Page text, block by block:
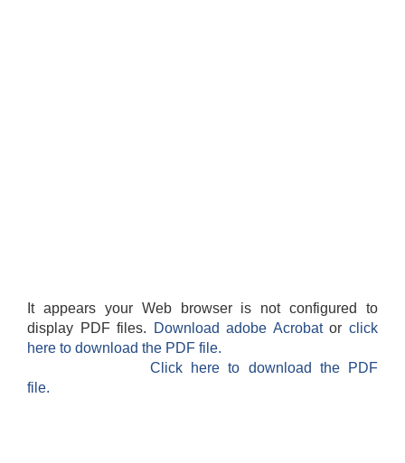
It appears your Web browser is not configured to
display PDF files.
Download adobe Acrobatorclick
here to download the PDF file.
Click here to download the PDF
file.